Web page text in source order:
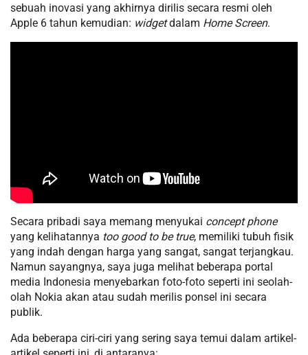
sebuah inovasi yang akhirnya dirilis secara resmi oleh
Apple 6 tahun kemudian: widgetdalam Home Screen.
Secara pribadi saya memang menyukai concept phone
yang kelihatannya too good to be true, memiliki tubuh fisik
yang indah dengan harga yang sangat, sangat terjangkau.
Namun sayangnya, saya juga melihat beberapa portal
media Indonesia menyebarkan foto-foto seperti ini seolah-
olah Nokia akan atau sudah merilis ponsel ini secara
publik.
Ada beberapa ciri-ciri yang sering saya temui dalam artikel-